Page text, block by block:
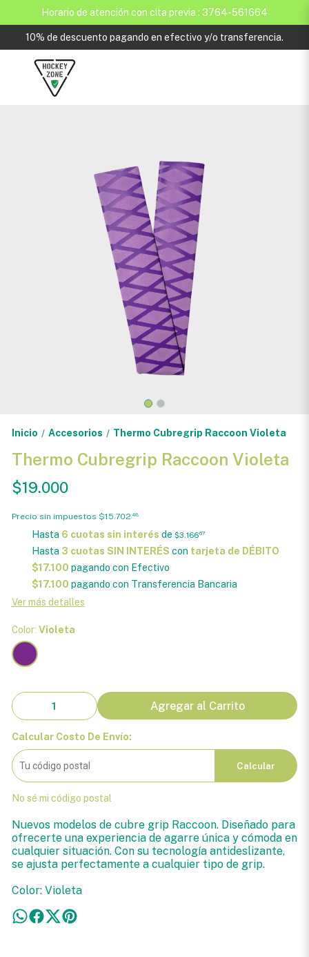
Horario de atención con cita previa : 3764-561664
10% de descuento pagando en efectivo y/o transferencia.
Inicio / Accesorios / Thermo Cubregrip Raccoon Violeta
Thermo Cubregrip Raccoon Violeta
$19.000
Precio sin impuestos $15.702 48
Hasta 6 cuotas sin interés de $3.16667
Hasta 3 cuotas SIN INTERÉS con tarjeta de DÉBITO
$17.100 pagando con Efectivo
$17.100 pagando con Transferencia Bancaria
Ver más detalles
Color: Violeta
Agregar al Carrito
Calcular Costo De Envío:
Calcular
No sé mi código postal
Nuevos modelos de cubre grip Raccoon. Diseñado para
ofrecerte una experiencia de agarre única y cómoda en
cualquier situación. Con su tecnología antideslizante,
se ajusta perfectamente a cualquier tipo de grip.
Color: Violeta